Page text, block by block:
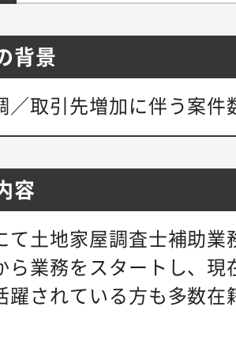
背景
／取引先増加に伴う案
容
て土地家屋調査士補助
ら業務をスタートし、
躍されている方も多数